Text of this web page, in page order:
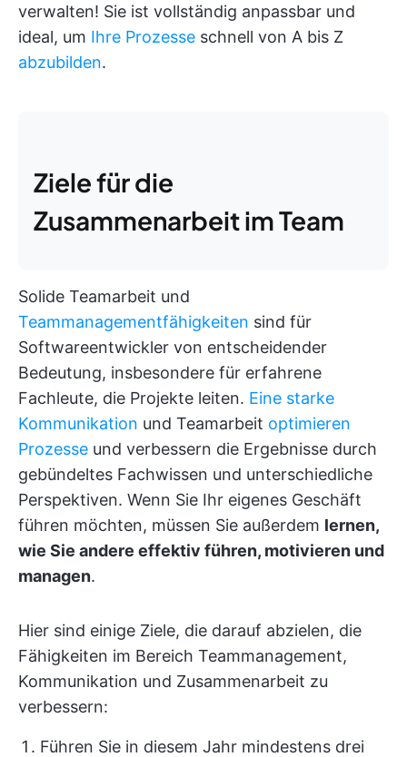
verwalten! Sie ist vollständig anpassbar und
ideal, um Ihre Prozesse schnell von A bis Z
abzubilden.
Ziele für die
Zusammenarbeit im Team
Solide Teamarbeit und
Teammanagementfähigkeiten sind für
Softwareentwickler von entscheidender
Bedeutung, insbesondere für erfahrene
Fachleute, die Projekte leiten. Eine starke
Kommunikation und Teamarbeit optimieren
Prozesse und verbessern die Ergebnisse durch
gebündeltes Fachwissen und unterschiedliche
Perspektiven. Wenn Sie Ihr eigenes Geschäft
führen möchten, müssen Sie außerdem lernen,
wie Sie andere effektiv führen, motivieren und
managen.
Hier sind einige Ziele, die darauf abzielen, die
Fähigkeiten im Bereich Teammanagement,
Kommunikation und Zusammenarbeit zu
verbessern:
Führen Sie in diesem Jahr mindestens drei